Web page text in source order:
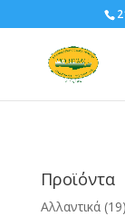
Προϊόντα
Αλλαντικά (19)